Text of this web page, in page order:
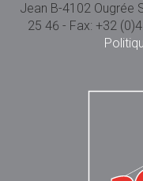
Jean B-4102 Ougrée
25 46 - Fax: +32